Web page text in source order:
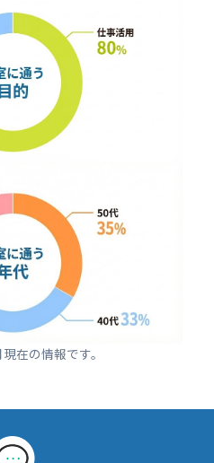
在の情報です。